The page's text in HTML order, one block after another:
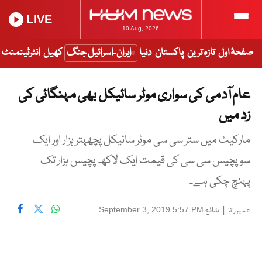
10 Aug, 2026
LIVE
صفحۂ اول تازہ ترین پاکستان دنیا ایران-اسرائیل جنگ کھیل انٹرٹینمنٹ
عام آدمی کی سواری موٹر سائیکل بھی مہنگائی کی
زد میں
مارکیٹ میں ستر سی سی موٹر سائیکل پچھہتر ہزار اور ایک
سو پچیس سی سی کی قیمت ایک لاکھ پچیس ہزار تک
پہنچ چکی ہے۔
عمیر رانا | شائع September 3, 2019 5:57 PM